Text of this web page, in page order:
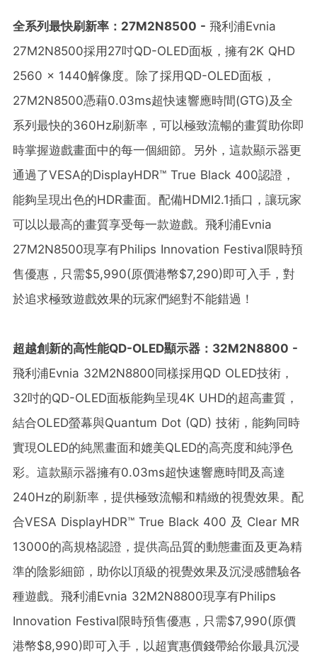
全系列最快刷新率： 27M2N8500 - 飛利浦Evnia
27M2N8500採用27吋QD-OLED面板，擁有2K QHD
2560 x 1440解像度。除了採用QD-OLED面板，
27M2N8500憑藉0.03ms超快速響應時間(GTG)及全
系列最快的360Hz刷新率，可以極致流暢的畫質助你即
時掌握遊戲畫面中的每一個細節。另外，這款顯示器更
通過了VESA的DisplayHDR™ True Black 400認證，
能夠呈現出色的HDR畫面。配備HDMI2.1插口，讓玩家
可以以最高的畫質享受每一款遊戲。飛利浦Evnia
27M2N8500現享有Philips Innovation Festival限時預
售優惠，只需$5,990(原價港幣$7,290)即可入手，對
於追求極致遊戲效果的玩家們絕對不能錯過！
超越創新的高性能QD-OLED顯示器： 32M2N8800 -
飛利浦Evnia 32M2N8800同樣採用QD OLED技術，
32吋的QD-OLED面板能夠呈現4K UHD的超高畫質，
結合OLED螢幕與Quantum Dot (QD) 技術，能夠同時
實現OLED的純黑畫面和媲美QLED的高亮度和純淨色
彩。這款顯示器擁有0.03ms超快速響應時間及高達
240Hz的刷新率，提供極致流暢和精緻的視覺效果。配
合VESA DisplayHDR™ True Black 400 及 Clear MR
13000的高規格認證，提供高品質的動態畫面及更為精
準的陰影細節，助你以頂級的視覺效果及沉浸感體驗各
種遊戲。飛利浦Evnia 32M2N8800現享有Philips
Innovation Festival限時預售優惠，只需$7,990(原價
港幣$8,990)即可入手，以超實惠價錢帶給你最具沉浸